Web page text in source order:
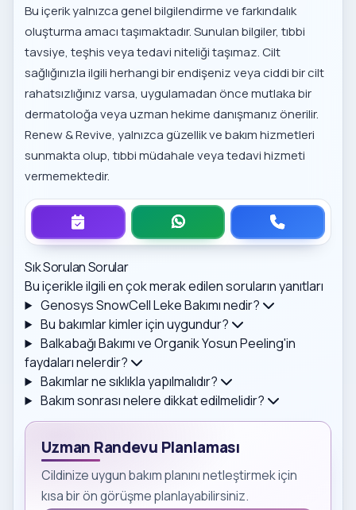
Bu içerik yalnızca genel bilgilendirme ve farkındalık
oluşturma amacı taşımaktadır. Sunulan bilgiler, tıbbi
tavsiye, teşhis veya tedavi niteliği taşımaz. Cilt
sağlığınızla ilgili herhangi bir endişeniz veya ciddi bir cilt
rahatsızlığınız varsa, uygulamadan önce mutlaka bir
dermatoloğa veya uzman hekime danışmanız önerilir.
Renew & Revive, yalnızca güzellik ve bakım hizmetleri
sunmakta olup, tıbbi müdahale veya tedavi hizmeti
vermemektedir.
Sık Sorulan Sorular
Bu içerikle ilgili en çok merak edilen soruların yanıtları
Genosys SnowCell Leke Bakımı nedir?
Bu bakımlar kimler için uygundur?
Balkabağı Bakımı ve Organik Yosun Peeling'in
faydaları nelerdir?
Bakımlar ne sıklıkla yapılmalıdır?
Bakım sonrası nelere dikkat edilmelidir?
Uzman Randevu Planlaması
Cildinize uygun bakım planını netleştirmek için
kısa bir ön görüşme planlayabilirsiniz.